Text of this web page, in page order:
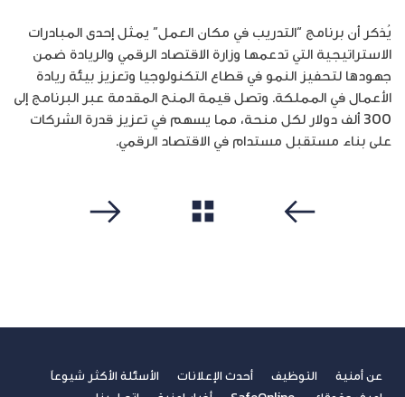
يُذكر أن برنامج “التدريب في مكان العمل” يمثل إحدى المبادرات
الاستراتيجية التي تدعمها وزارة الاقتصاد الرقمي والريادة ضمن
جهودها لتحفيز النمو في قطاع التكنولوجيا وتعزيز بيئة ريادة
الأعمال في المملكة. وتصل قيمة المنح المقدمة عبر البرنامج إلى
300 ألف دولار لكل منحة، مما يسهم في تعزيز قدرة الشركات
على بناء مستقبل مستدام في الاقتصاد الرقمي.
عن أمنية التوظيف أحدث الإعلانات
الأسئلة الأكثر شيوعاً